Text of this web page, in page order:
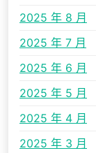
2025 年 8 月
2025 年 7 月
2025 年 6 月
2025 年 5 月
2025 年 4 月
2025 年 3 月